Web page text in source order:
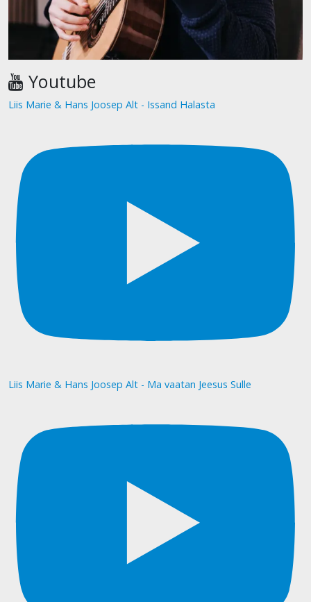
Youtube
Liis Marie & Hans Joosep Alt - Issand Halasta
Liis Marie & Hans Joosep Alt - Ma vaatan Jeesus Sulle